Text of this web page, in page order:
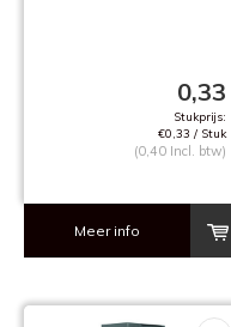
0,33
Stukprijs:
€0,33 / Stuk
(0,40 Incl. btw)
Meer info